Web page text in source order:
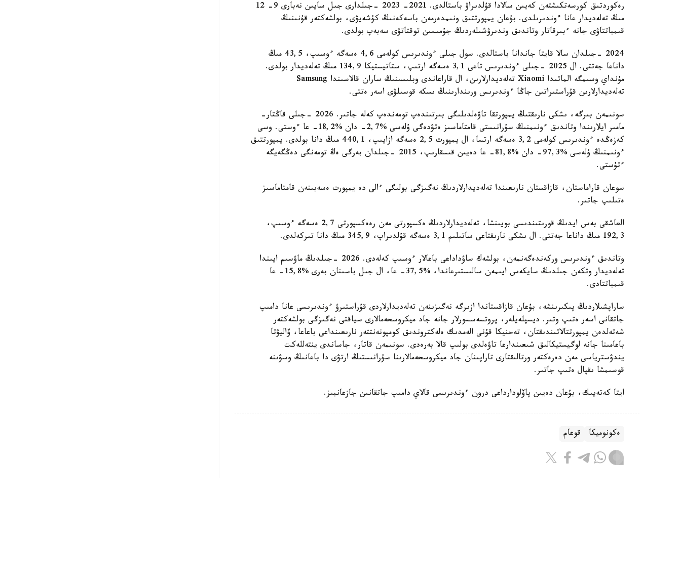
رەكوردتىق كورسەتكىشتەن كەيىن سالادا قۇلدىراۋ باستالدى. 2021- 2023 -جىلدارى جىل سايىن نەبارى 9- 12
مىڭ تەلەديدار عانا ءوندىرىلدى. بۇعان يمپورتتىق ونىمدەرمەن باسەكەنىڭ كۇشەيۋى، بولشەكتەر قۇنىنىڭ
قىمباتتاۋى جانە ءبىرقاتار وتاندىق وندىرۋشىلەردىڭ جۇمىسىن توقتاتۋى سەبەپ بولدى.
2024 -جىلدان سالا قايتا جاندانا باستالدى. سول جىلى ءوندىرىس كولەمى 4,6 ەسەگە ءوسىپ، 43,5 مىڭ
داناعا جەتتى. ال 2025 -جىلى ءوندىرىس تاعى 3,1 ەسەگە ارتىپ، ستاتيستيكا 134,9 مىڭ تەلەديدار بولدى.
مۇنداي وسىمگە الماتىدا Xiaomi تەلەديدارلارىن، ال قاراعاندى وبلىسىنىڭ ساران قالاسىندا Samsung
تەلەديدارلارىن قۇراستىراتىن جاڭا ءوندىرىس ورىندارىنىڭ ىسكە قوسىلۋى اسەر ەتتى.
سونىمەن بىرگە، ىشكى نارىقتىڭ يمپورتقا تاۋەلدىلىگى بىرتىندەپ تومەندەپ كەلە جاتىر. 2026 -جىلى قاڭتار-
مامىر ايلارىندا وتاندىق ءونىمنىڭ سۇرانىستى قامتاماسىز ەتۋدەگى ۇلەسى %2,7- دان %18,2- عا ءوستى. وسى
كەزەڭدە ءوندىرىس كولەمى 3,2 ەسەگە ارتسا، ال يمپورت 2,5 ەسەگە ازايىپ، 440,1 مىڭ دانا بولدى. يمپورتتىق
ءونىمنىڭ ۇلەسى %97,3- دان %81,8- عا دەيىن قىسقارىپ، 2015 -جىلدان بەرگى ەڭ تومەنگى دەڭگەيگە
ءتۇستى.
سوعان قاراماستان، قازاقستان نارىعىندا تەلەديدارلاردىڭ نەگىزگى بولىگى ءالى دە يمپورت ەسەبىنەن قامتاماسىز
ەتىلىپ جاتىر.
العاشقى بەس ايدىڭ قورىتىندىسى بويىنشا، تەلەديدارلاردىڭ ەكسپورتى مەن رەەكسپورتى 2,7 ەسەگە ءوسىپ،
192,3 مىڭ داناعا جەتتى. ال ىشكى نارىقتاعى ساتىلىم 3,1 ەسەگە قۇلدىراپ، 345,9 مىڭ دانا تىركەلدى.
وتاندىق ءوندىرىس وركەندەگەنمەن، بولشەك ساۋداداعى باعالار ءوسىپ كەلەدى. 2026 -جىلدىڭ ماۋسىم ايىندا
تەلەديدار وتكەن جىلدىڭ سايكەس ايىمەن سالىستىرعاندا، %37,5- عا، ال جىل باسىنان بەرى %15,8- عا
قىمباتتادى.
ساراپشىلاردىڭ پىكىرىنشە، بۇعان قازاقستاندا ازىرگە نەگىزىنەن تەلەديدارلاردى قۇراستىرۋ ءوندىرىسى عانا دامىپ
جاتقانى اسەر ەتىپ وتىر. ديسپلەيلەر، پروتسەسسورلار جانە جاد ميكروسحەمالارى سياقتى نەگىزگى بولشەكتەر
شەتەلدەن يمپورتتالاتىندىقتان، تەحنيكا قۇنى الەمدىك ەلەكتروندىق كومپونەنتتەر نارىعىنداعى باعاعا، ۆاليۋتا
باعامىنا جانە لوگيستيكالىق شىعىندارعا تاۋەلدى بولىپ قالا بەرەدى. سونىمەن قاتار، جاساندى ينتەللەكت
يندۋسترياسى مەن دەرەكتەر ورتالىقتارى تاراپىنان جاد ميكروسحەمالارىنا سۇرانىستىڭ ارتۋى دا باعانىڭ وسۋىنە
قوسىمشا ىقپال ەتىپ جاتىر.
ايتا كەتەيىك، بۇعان دەيىن پاۆلودارداعى درون ءوندىرىسى قالاي دامىپ جاتقانىن جازعانبىز.
ەكونوميكا قوعام